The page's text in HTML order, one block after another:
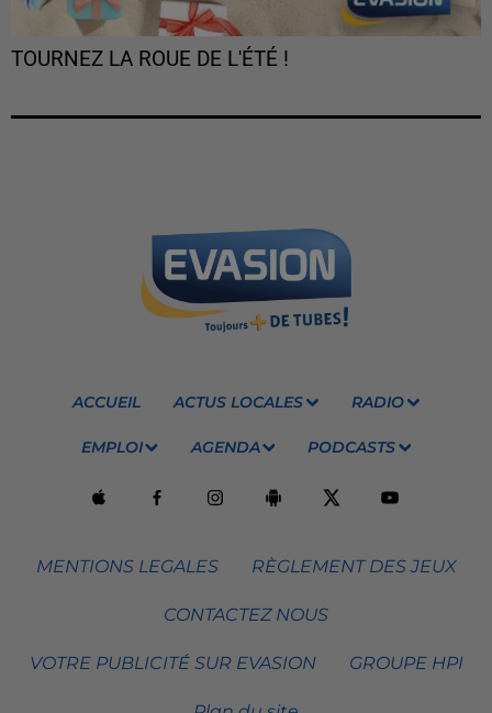
TOURNEZ LA ROUE DE L'ÉTÉ !
ACCUEIL ACTUS LOCALES RADIO
EMPLOI AGENDA PODCASTS
MENTIONS LEGALES RÈGLEMENT DES JEUX
CONTACTEZ NOUS
VOTRE PUBLICITÉ SUR EVASION GROUPE HPI